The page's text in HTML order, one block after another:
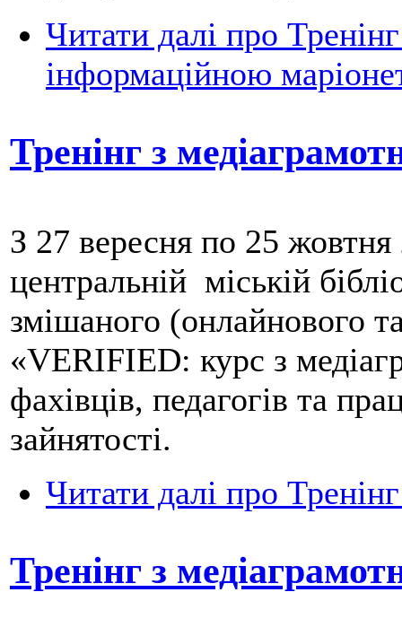
Читати далі про
інформаційною
Тренінг з
З 27 вересня по 25
центральній міській
змішаного (онлайнового
«VERIFIED: курс з
фахівців, педагогів та
зайнятості.
Читати далі про
Тренінг з